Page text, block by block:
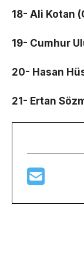
18- Ali Kotan
19- Cumhur
20- Hasan
21- Ertan